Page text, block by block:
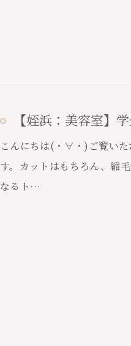
【姪浜：美容室】
こんにちは(・∀・)ご覧い
す。カットはもちろん、縮
なるト…